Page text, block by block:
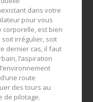
dans votre
pour vous
est bien
soit irrégulier, soit
dernier cas, il faut
l’aspiration
route
des tours au
de pilotage.